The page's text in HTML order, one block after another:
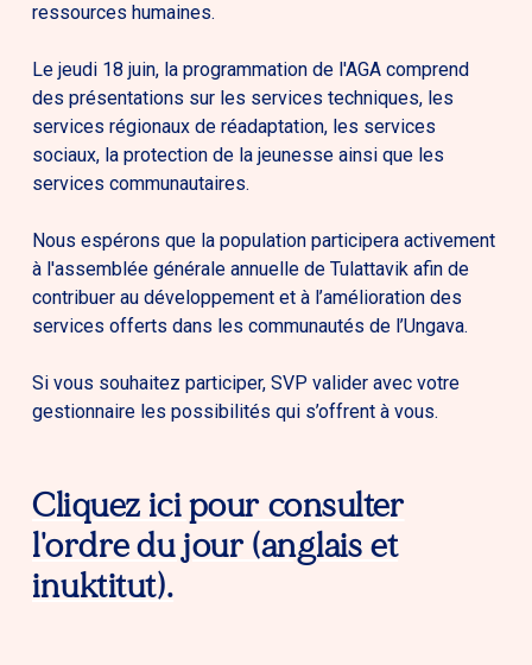
ressources humaines.
Le jeudi 18 juin, la programmation de l'AGA comprend
des présentations sur les services techniques, les
services régionaux de réadaptation, les services
sociaux, la protection de la jeunesse ainsi que les
services communautaires.
Nous espérons que la population participera activement
à l'assemblée générale annuelle de Tulattavik afin de
contribuer au développement et à l’amélioration des
services offerts dans les communautés de l’Ungava.
Si vous souhaitez participer, SVP valider avec votre
gestionnaire les possibilités qui s’offrent à vous.
Cliquez ici pour consulter
l'ordre du jour (anglais et
inuktitut).